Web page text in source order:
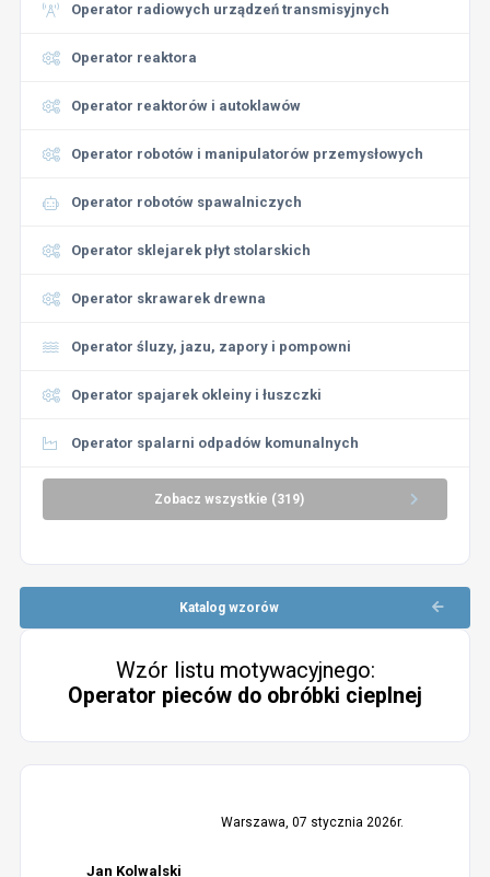
Operator radiowych urządzeń transmisyjnych
Operator reaktora
Operator reaktorów i autoklawów
Operator robotów i manipulatorów przemysłowych
Operator robotów spawalniczych
Operator sklejarek płyt stolarskich
Operator skrawarek drewna
Operator śluzy, jazu, zapory i pompowni
Operator spajarek okleiny i łuszczki
Operator spalarni odpadów komunalnych
Zobacz wszystkie (319)
Katalog wzorów
Wzór listu motywacyjnego:
Operator pieców do obróbki cieplnej
Warszawa, 07 stycznia 2026r.
Jan Kolwalski